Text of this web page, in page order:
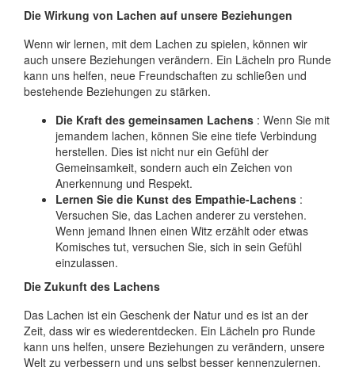
Die Wirkung von Lachen auf unsere Beziehungen
Wenn wir lernen, mit dem Lachen zu spielen, können wir
auch unsere Beziehungen verändern. Ein Lächeln pro Runde
kann uns helfen, neue Freundschaften zu schließen und
bestehende Beziehungen zu stärken.
Die Kraft des gemeinsamen Lachens : Wenn Sie mit
jemandem lachen, können Sie eine tiefe Verbindung
herstellen. Dies ist nicht nur ein Gefühl der
Gemeinsamkeit, sondern auch ein Zeichen von
Anerkennung und Respekt.
Lernen Sie die Kunst des Empathie-Lachens :
Versuchen Sie, das Lachen anderer zu verstehen.
Wenn jemand Ihnen einen Witz erzählt oder etwas
Komisches tut, versuchen Sie, sich in sein Gefühl
einzulassen.
Die Zukunft des Lachens
Das Lachen ist ein Geschenk der Natur und es ist an der
Zeit, dass wir es wiederentdecken. Ein Lächeln pro Runde
kann uns helfen, unsere Beziehungen zu verändern, unsere
Welt zu verbessern und uns selbst besser kennenzulernen.